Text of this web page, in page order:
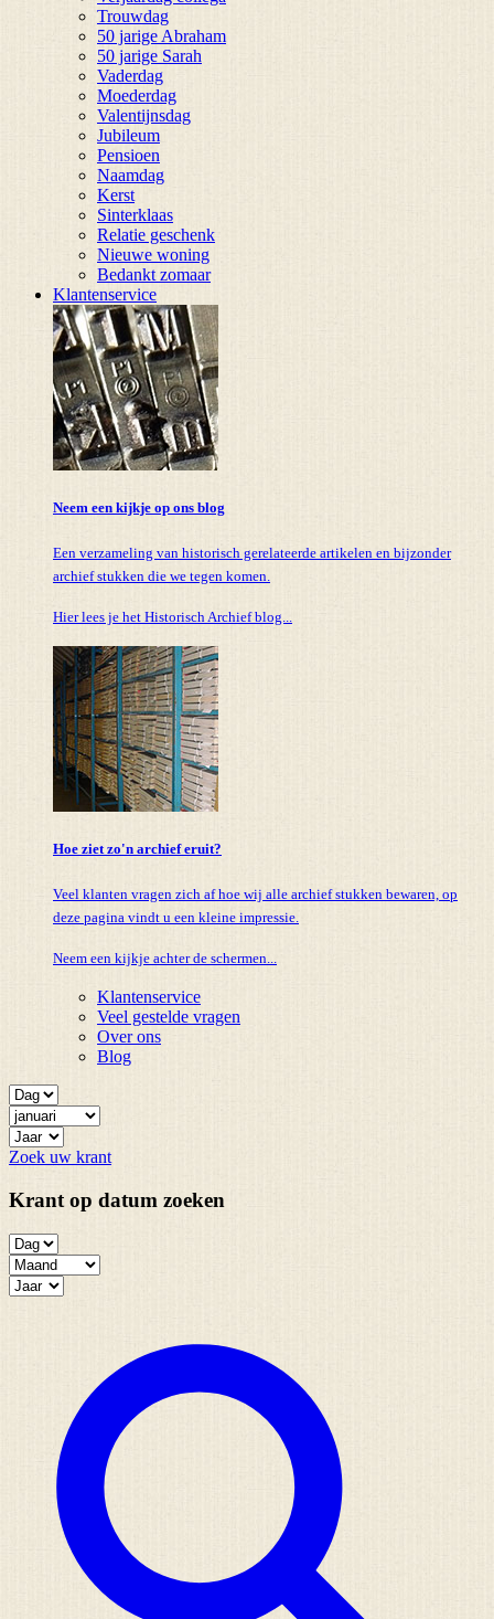
Trouwdag
50 jarige Abraham
50 jarige Sarah
Vaderdag
Moederdag
Valentijnsdag
Jubileum
Pensioen
Naamdag
Kerst
Sinterklaas
Relatie geschenk
Nieuwe woning
Bedankt zomaar
Klantenservice
Neem een kijkje op ons blog
Een verzameling van historisch gerelateerde artikelen en bijzonder
archief stukken die we tegen komen.
Hier lees je het Historisch Archief blog...
Hoe ziet zo'n archief eruit?
Veel klanten vragen zich af hoe wij alle archief stukken bewaren, op
deze pagina vindt u een kleine impressie.
Neem een kijkje achter de schermen...
Klantenservice
Veel gestelde vragen
Over ons
Blog
Zoek uw krant
Krant op datum zoeken